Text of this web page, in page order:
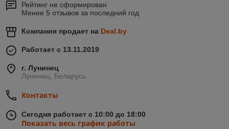
Рейтинг не сформирован
Менее 5 отзывов за последний год
Компания продает на Deal.by
Работает с 13.11.2019
г. Лунинец
Лунинец, Беларусь
Контакты
Сегодня работает с 10:00 до 18:00
Показать весь график работы